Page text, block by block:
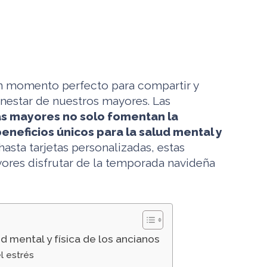
momento perfecto para compartir y
de nuestros mayores. Las
mayores no solo fomentan la
únicos para la salud mental y
tarjetas personalizadas, estas
disfrutar de la temporada navideña
mental y física de los ancianos
estrés